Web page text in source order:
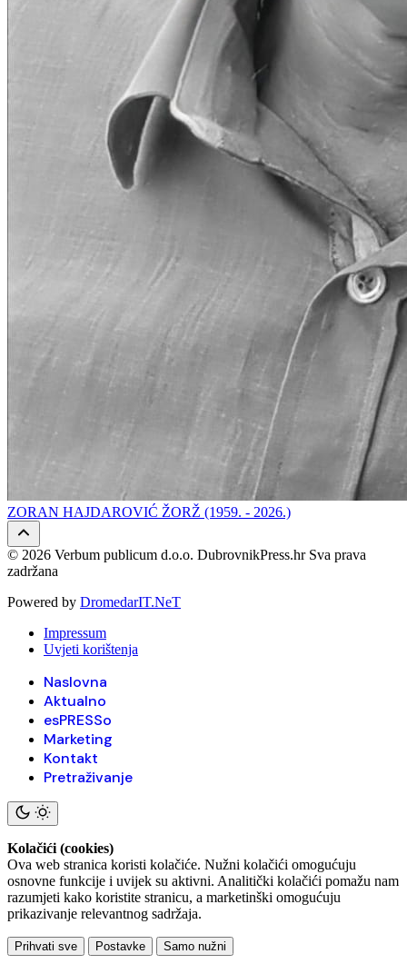
ZORAN HAJDAROVIĆ ŽORŽ (1959. - 2026.)
© 2026 Verbum publicum d.o.o. DubrovnikPress.hr Sva prava
zadržana
Powered by DromedarIT.NeT
Impressum
Uvjeti korištenja
Naslovna
Aktualno
esPRESSo
Marketing
Kontakt
Pretraživanje
Kolačići (cookies)
Ova web stranica koristi kolačiće. Nužni kolačići omogućuju
osnovne funkcije i uvijek su aktivni. Analitički kolačići pomažu nam
razumjeti kako koristite stranicu, a marketinški omogućuju
prikazivanje relevantnog sadržaja.
Prihvati sve Postavke Samo nužni